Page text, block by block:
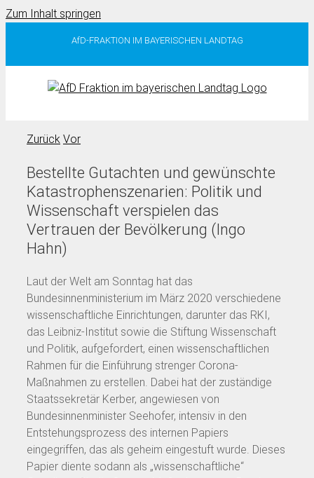
Zum Inhalt springen
AfD-FRAKTION IM BAYERISCHEN LANDTAG
Zurück Vor
Bestellte Gutachten und gewünschte
Katastrophenszenarien: Politik und
Wissenschaft verspielen das
Vertrauen der Bevölkerung (Ingo
Hahn)
Laut der Welt am Sonntag hat das
Bundesinnenministerium im März 2020 verschiedene
wissenschaftliche Einrichtungen, darunter das RKI,
das Leibniz-Institut sowie die Stiftung Wissenschaft
und Politik, aufgefordert, einen wissenschaftlichen
Rahmen für die Einführung strenger Corona-
Maßnahmen zu erstellen. Dabei hat der zuständige
Staatssekretär Kerber, angewiesen von
Bundesinnenminister Seehofer, intensiv in den
Entstehungsprozess des internen Papiers
eingegriffen, das als geheim eingestuft wurde. Dieses
Papier diente sodann als „wissenschaftliche“